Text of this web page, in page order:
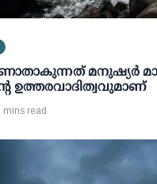
മനുഷ്യർ
ഉത്തരവാദിത്വവുമാണ്
mins read